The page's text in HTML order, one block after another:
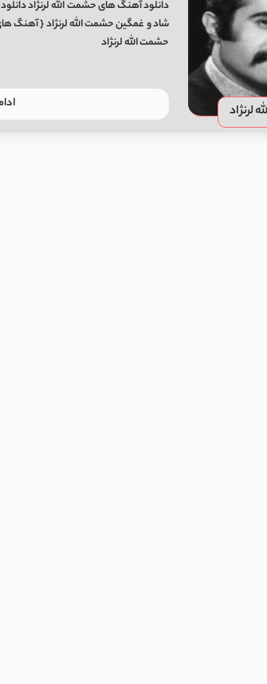
لرنژاد
دانلود آهنگ های حشمت الله لرنژاد
شاد و غمگین حشمت الله لرنژاد { آهنگ
حشمت الله لرنژاد